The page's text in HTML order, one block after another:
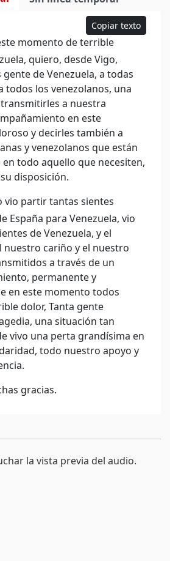
Copiar texto
momento de terrible
quiero, desde Vigo,
de Venezuela, a todas
todos los venezolanos, una
a nuestra
en este
y decirles también a
y venezolanos que están
todo aquello que necesiten,
disposición.
vio partir tantas sientes
España para Venezuela, vio
de Venezuela, y el
nuestro cariño y el nuestro
a través de un
permanente y
en este momento todos
dolor, Tanta gente
una situación tan
vivo una perta grandísima en
todo nuestro apoyo y
gracias.